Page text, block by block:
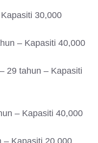
30,000
– Kapasiti 40,000
29 tahun – Kapasiti
– Kapasiti 40,000
– Kapasiti 20,000